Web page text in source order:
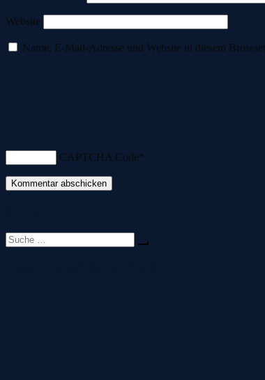
Website
Name, E-Mail-Adresse und Website in diesem
CAPTCHA Code*
Suche
nach: